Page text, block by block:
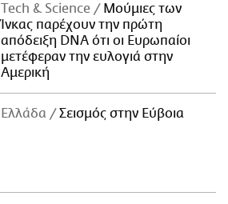
Τech & Science
Μούμιες των
Ίνκας παρέχουν την πρώτη
απόδειξη DNA ότι οι Ευρωπαίοι
μετέφεραν την ευλογιά στην
Αμερική
Ελλάδα Σεισμός στην Εύβοια